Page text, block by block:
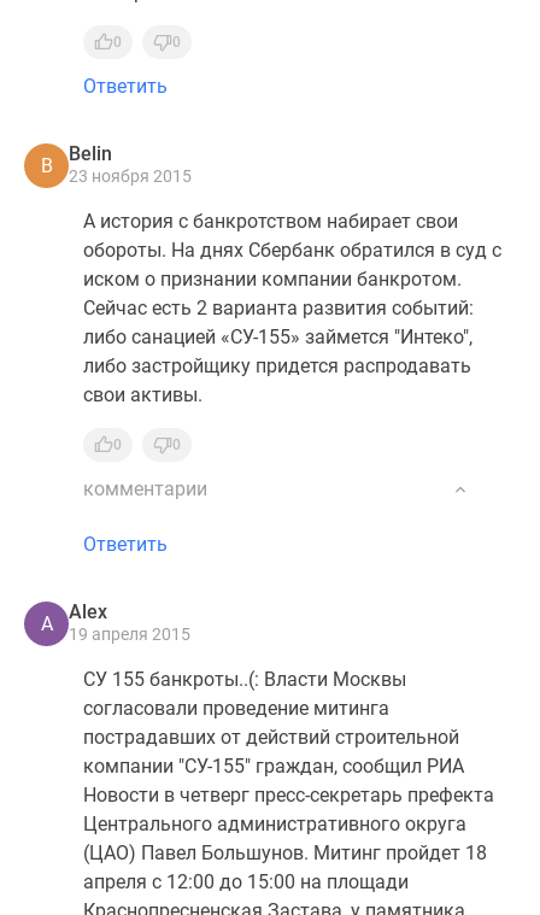
0 0
Ответить
B
Belin
23 ноября 2015
А история с банкротством набирает свои
обороты. На днях Сбербанк обратился в суд с
иском о признании компании банкротом.
Сейчас есть 2 варианта развития событий:
либо санацией «CУ-155» займется "Интеко",
либо застройщику придется распродавать
свои активы.
0 0
комментарии
Ответить
A
Alex
19 апреля 2015
СУ 155 банкроты..(: Власти Москвы
согласовали проведение митинга
пострадавших от действий строительной
компании "СУ-155" граждан, сообщил РИА
Новости в четверг пресс-секретарь префекта
Центрального административного округа
(ЦАО) Павел Большунов. Митинг пройдет 18
апреля с 12:00 до 15:00 на площади